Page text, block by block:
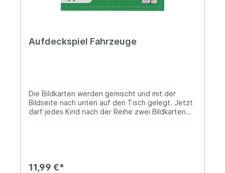
Aufdeckspiel Fahrzeuge
Die Bildkarten werden gemischt und mit der
Bildseite nach unten auf den Tisch gelegt. Jetzt
darf jedes Kind nach der Reihe zwei Bildkarten
dass am Ende die meisten Paare gesammelt hat.
11,99 €*